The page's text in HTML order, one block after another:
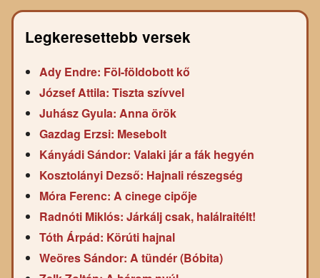
Legkeresettebb versek
Ady Endre: Föl-földobott kő
József Attila: Tiszta szívvel
Juhász Gyula: Anna örök
Gazdag Erzsi: Mesebolt
Kányádi Sándor: Valaki jár a fák hegyén
Kosztolányi Dezső: Hajnali részegség
Móra Ferenc: A cinege cipője
Radnóti Miklós: Járkálj csak, halálraitélt!
Tóth Árpád: Körúti hajnal
Weöres Sándor: A tündér (Bóbita)